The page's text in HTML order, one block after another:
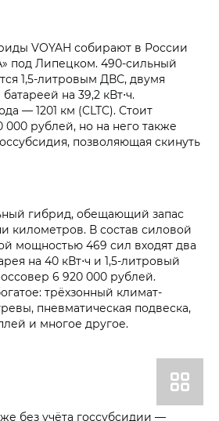
VOYAH собирают в России
под Липецком. 490-сильный
1,5-литровым ДВС, двумя
на 39,2 кВт⋅ч.
— 1201 км (CLTC). Стоит
000 рублей, но на него также
позволяющая скинуть
гибрид, обещающий запас
километров. В состав силовой
мощностью 469 сил входят два
на 40 кВт⋅ч и 1,5-литровый
6 920 000 рублей.
трёхзонный климат-
пневматическая подвеска,
и многое другое.
без учёта госсубсидии —